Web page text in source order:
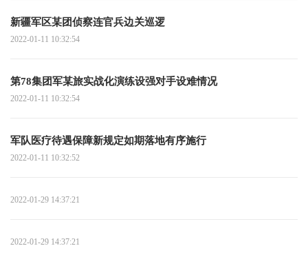
新疆军区某团侦察连官兵边关巡逻
2022-01-11 10:32:54
第78集团军某旅实战化演练设强对手设难情况
2022-01-11 10:32:54
军队医疗待遇保障新规定如期落地有序施行
2022-01-11 10:32:52
2022-01-29 14:37:21
2022-01-29 14:37:21